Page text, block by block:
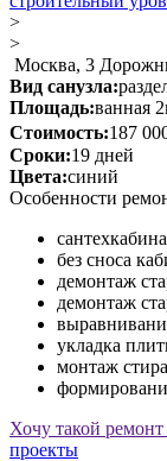
>
>
Москва, 3
Вид санузла:
Площадь:ванная
Стоимость:187
Сроки:19 дней
Цвета:синий
Особенности
без сноса
демонтаж
демонтаж
укладка
монтаж
Хочу такой ремонт
проекты